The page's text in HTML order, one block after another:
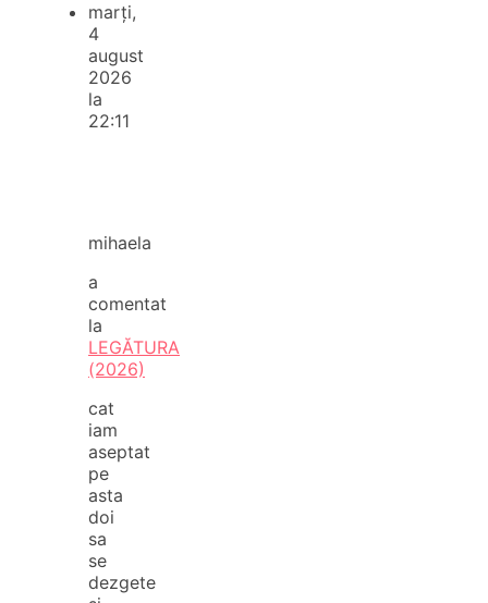
marți,
4
august
2026
la
22:11
mihaela
a
comentat
la
LEGĂTURA
(2026)
cat
iam
aseptat
pe
asta
doi
sa
se
dezgete